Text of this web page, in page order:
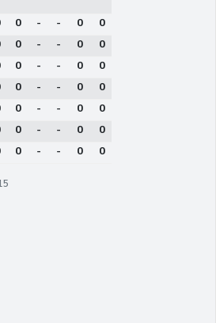
0 - - 0
0
0 - - 0
0
0 - - 0
0
0 - - 0
0
0 - - 0
0
0 - - 0
0
0 - - 0 0